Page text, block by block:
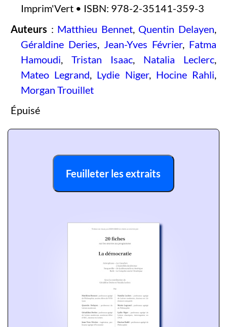
Imprim'Vert • ISBN: 978-2-35141-359-3
Auteurs : Matthieu Bennet, Quentin Delayen
Géraldine Deries
Jean-Yves Février, Fatma
Hamoudi ,Tristan Isaac Natalia Leclerc,
Mateo Legrand
Lydie Niger, Hocine Rahli
Morgan Trouillet
Épuisé
Feuilleter les extraits